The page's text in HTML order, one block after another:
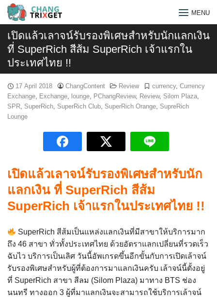
Skip
content
Search
for:
MENU
เปิดแล้วเลาจน์รับรองพิเศษสำหรับนักแลกเงิน
ที่ SuperRich สีส้ม SuperRich เจ้าแรกใน
ประเทศไทย !!
17 April 2018 ChangContent Review currency, Currency
Exchange, Exchange, lounge, PChangReview, Review, Silom Plaza,
SPR, SuperRich, SuperRich Club, SuperRich Orange, SupreRich
Lounge
เปิดแล้วเลาจน์รับรองพิเศษสำหรับนัก
แลกเงิน ที่ SuperRich สีส้ม
SuperRich เจ้าแรกในประเทศไทย !!
SuperRich สีส้มเป็นแหล่งแลกเงินที่มีสาขาให้บริการมาก
ถึง 46 สาขา ทั่วทั้งประเทศไทย ด้วยอัตราแลกเปลี่ยนที่รวดเร็ว
ฉับไว บริการเป็นเลิศ วันนี้อัพเกรดขึ้นอีกขั้นกับการเปิดเล้าจน์
รับรองพิเศษสำหรับผู้ที่ต้องการมาแลกเงินครับ เล้าจน์นี้ตั้งอยู่
ที่ SuperRich สาขา สีลม (Silom Plaza) มาทาง BTS ช่อง
นนทรี ทางออก 3 ผู้ที่มาแลกเงินจะสามารถใช้บริการเล้าจน์